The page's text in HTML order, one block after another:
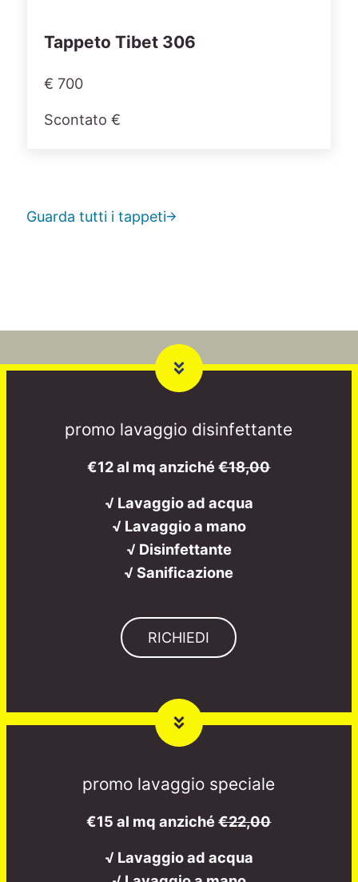
Tappeto Tibet 306
€ 700
Scontato €
Guarda tutti i tappeti
promo lavaggio disinfettante
€12 al mq anziché€18,00
√ Lavaggio ad acqua
√ Lavaggio a mano
√ Disinfettante
√ Sanificazione
RICHIEDI
promo lavaggio speciale
€15 al mq anziché€22,00
√ Lavaggio ad acqua